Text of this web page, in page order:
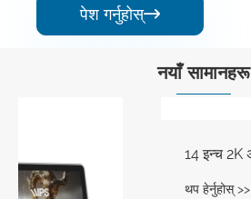
पेश गर्नुहोस्
नयाँ सामानहरू